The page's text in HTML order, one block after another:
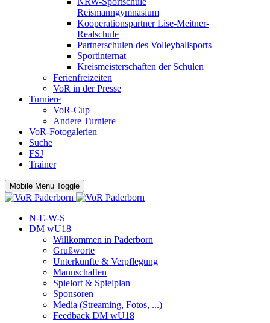
Reismanngymnasium
Kooperationspartner Lise-Meitner-
Realschule
Partnerschulen des Volleyballsports
Sportinternat
Kreismeisterschaften der Schulen
Ferienfreizeiten
VoR in der Presse
Turniere
VoR-Cup
Andere Turniere
VoR-Fotogalerien
Suche
FSJ
Trainer
Mobile Menu Toggle
N-E-W-S
DM wU18
Willkommen in Paderborn
Grußworte
Unterkünfte & Verpflegung
Mannschaften
Spielort & Spielplan
Sponsoren
Media (Streaming, Fotos, ...)
Feedback DM wU18